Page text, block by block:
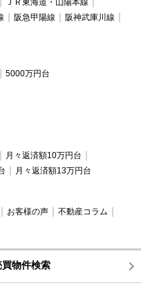
ＪＲ東海道・山陽本線
阪急甲陽線
阪神武庫川線
5000万円台
月々返済額10万円台
月々返済額13万円台
お客様の声
不動産コラム
買物件検索